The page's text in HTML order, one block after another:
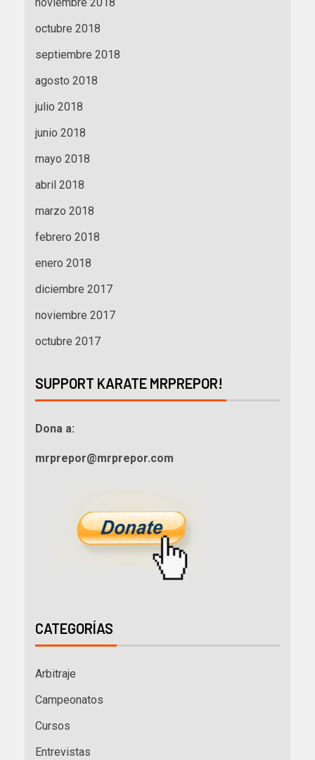
octubre 2018
septiembre 2018
agosto 2018
julio 2018
junio 2018
mayo 2018
abril 2018
marzo 2018
febrero 2018
enero 2018
diciembre 2017
noviembre 2017
octubre 2017
SUPPORT KARATE MRPREPOR!
Dona a:
mrprepor@mrprepor.com
CATEGORÍAS
Arbitraje
Campeonatos
Cursos
Entrevistas